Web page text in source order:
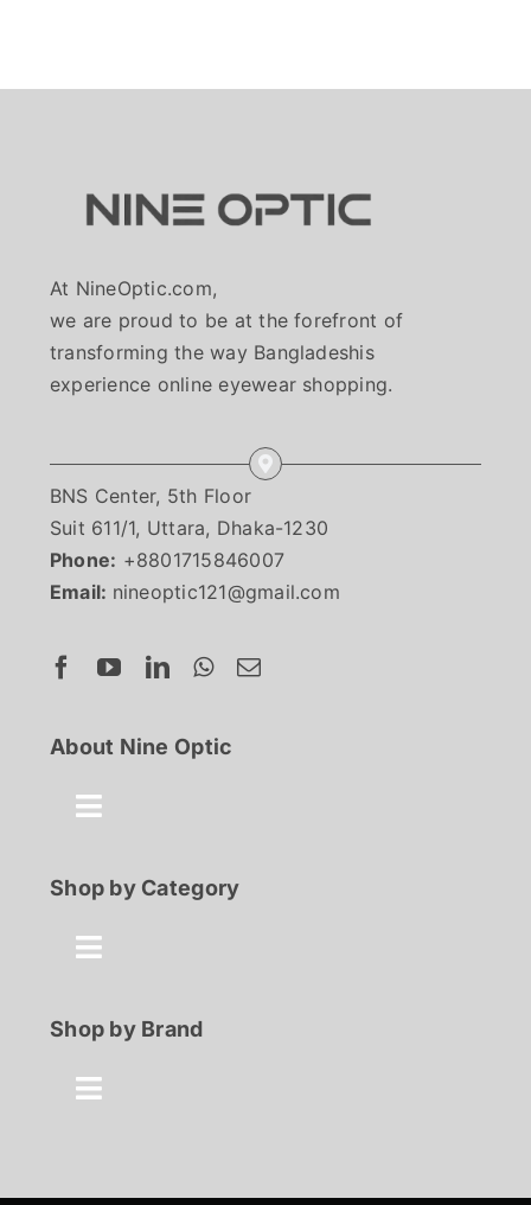
At NineOptic.com,
we are proud to be at the forefront of
transforming the way Bangladeshis
experience online eyewear shopping.
BNS Center, 5th Floor
Suit 611/1, Uttara, Dhaka-1230
Phone: +8801715846007
Email: nineoptic121@gmail.com
About Nine Optic
Toggle
About Us
Contact
FAQ
Shop by Category
Toggle
Best Seller
100% Discount
Shop by Brand
Toggle